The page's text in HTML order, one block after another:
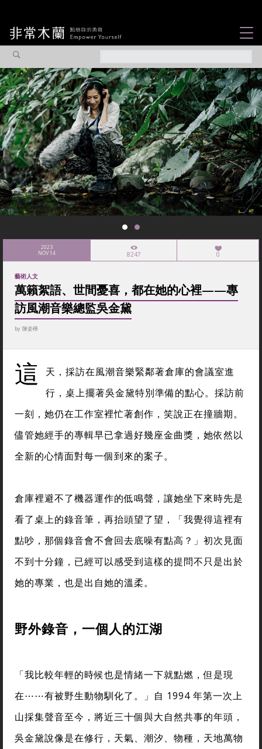
觀點專欄
焦點企劃
社會企業
認識我們
2023
NOV 14 8247 0
藝術人文
萬籟絮語、世間憂喜，都在她的心裡——專
訪風潮音樂總監吳金黛
by 陳姿樺
這
天，採訪在風潮音樂緊鄰著倉庫的會議室進
行，桌上擺著吳金黛特別準備的點心。採訪前
一刻，她仍在工作室裡忙著創作，笑說正在撞牆期。
儘管她經手的專輯早已拿過好幾座金曲獎，她依然以
全新的心情面對每一個到來的案子。
倉庫裡避不了機器運作的低鳴聲，讓她坐下來時先是
看了桌上的錄音筆，再抬頭望了望，「我覺得這裡有
點吵，那個錄音會不會回去底噪有點高？」初次見面
不到十分鐘，已經可以感受到這樣的提問不只是出於
她的專業，也是出自她的溫柔。
野外錄音，一個人的江湖
「我比較年輕的時候也是情緒一下就點燃，但是現
在⋯⋯有被野生動物馴化了。」自 1994 年第一次上
山採集聲音至今，將近三十個與大自然共事的年頭，
吳金黛說像是在修行，天氣、潮汐、物種，天地萬物